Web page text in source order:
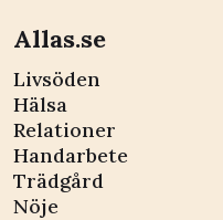
Allas.se
Livsöden
Hälsa
Relationer
Handarbete
Trädgård
Nöje